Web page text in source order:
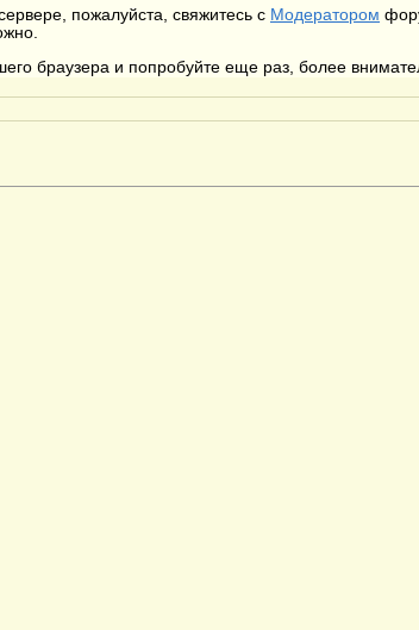
пожалуйста, свяжитесь с Модератором
браузера и попробуйте еще раз, более